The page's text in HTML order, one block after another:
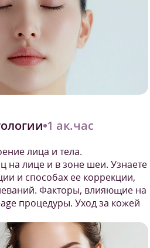
1 ак.час
лица и тела.
лице и в зоне шеи. Узнаете
и способах ее коррекции,
Факторы, влияющие на
процедуры. Уход за кожей